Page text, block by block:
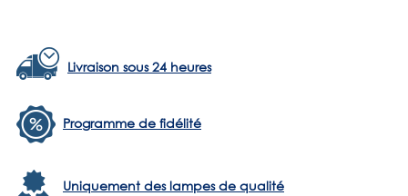
Livraison sous 24 heures
Programme de fidélité
Uniquement des lampes de qualité